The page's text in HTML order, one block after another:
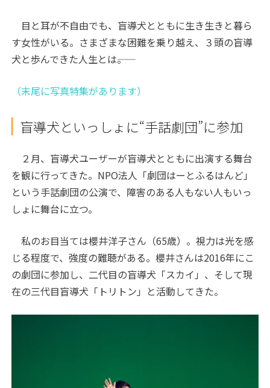
目と耳が不自由でも、盲導犬とともに生き生きと暮ら
す女性がいる。さまざまな困難を乗り越え、３頭の盲導
犬と歩んできた人生とは――。
（末尾に写真特集があります）
盲導犬といっしょに“手話劇団”に参加
２月、盲導犬ユーザーが盲導犬とともに出演する舞台
を観に行ってきた。NPO法人「劇団はーとふるはんど」
という手話劇団の公演で、障害のある人もない人もいっ
しょに舞台に立つ。
私のお目当ては櫻井洋子さん（65歳）。視力は光を感
じる程度で、強度の難聴がある。櫻井さんは2016年にこ
の劇団に参加し、二代目の盲導犬「スカイ」、そして現
在の三代目盲導犬「トリトン」と活動してきた。